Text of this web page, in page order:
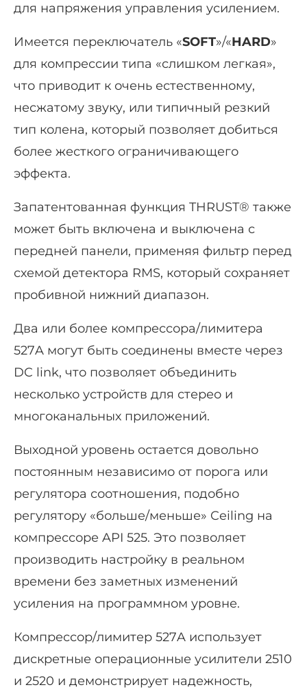
для напряжения управления усилением.
Имеется переключатель «SOFT»/«HARD»
для компрессии типа «слишком легкая»,
что приводит к очень естественному,
несжатому звуку, или типичный резкий
тип колена, который позволяет добиться
более жесткого ограничивающего
эффекта.
Запатентованная функция THRUST® также
может быть включена и выключена с
передней панели, применяя фильтр перед
схемой детектора RMS, который сохраняет
пробивной нижний диапазон.
Два или более компрессора/лимитера
527A могут быть соединены вместе через
DC link, что позволяет объединить
несколько устройств для стерео и
многоканальных приложений.
Выходной уровень остается довольно
постоянным независимо от порога или
регулятора соотношения, подобно
регулятору «больше/меньше» Ceiling на
компрессоре API 525. Это позволяет
производить настройку в реальном
времени без заметных изменений
усиления на программном уровне.
Компрессор/лимитер 527A использует
дискретные операционные усилители 2510
и 2520 и демонстрирует надежность,